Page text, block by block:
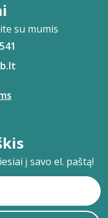
su mumis
į savo el. paštą!